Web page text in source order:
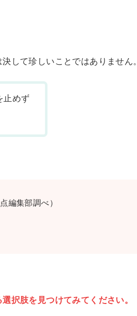
して珍しいことではありません。
止めず
編集部調べ）
択肢を見つけてみてください。